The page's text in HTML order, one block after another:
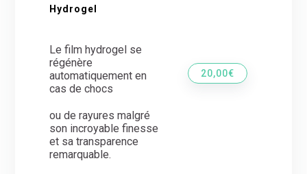
Hydrogel
Le film hydrogel se
régénère
automatiquement en
cas de chocs
ou de rayures malgré
son incroyable finesse
et sa transparence
remarquable.
20,00€